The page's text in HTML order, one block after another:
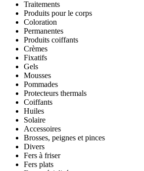
Traitements
Produits pour le corps
Coloration
Permanentes
Produits coiffants
Crèmes
Fixatifs
Gels
Mousses
Pommades
Protecteurs thermals
Coiffants
Huiles
Solaire
Accessoires
Brosses, peignes et pinces
Divers
Fers à friser
Fers plats